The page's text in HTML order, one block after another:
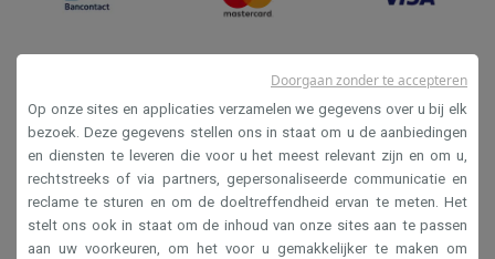
Verkoopsvoorwaarden
Privacy
Disclaimer
Op onze sites en applicaties verzamelen we gegevens over u bij elk
bezoek. Deze gegevens stellen ons in staat om u de aanbiedingen
en diensten te leveren die voor u het meest relevant zijn en om u,
rechtstreeks of via partners, gepersonaliseerde communicatie en
reclame te sturen en om de doeltreffendheid ervan te meten. Het
stelt ons ook in staat om de inhoud van onze sites aan te passen
aan uw voorkeuren, om het voor u gemakkelijker te maken om
Doorgaan zonder te accepteren